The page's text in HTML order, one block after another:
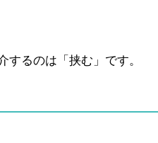
るのは「挟む」です。